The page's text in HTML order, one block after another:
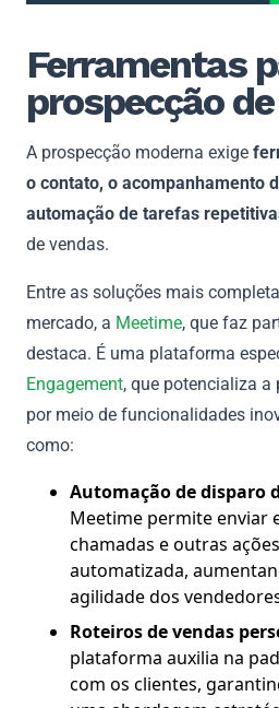
Ferramentas
prospecção
A prospecção moderna exige
o contato, o acompanhamento
automação de tarefas
de vendas.
Entre as soluções mais
mercado, a Meetime, que faz
destaca. É uma plataforma
Engagement, que potencializa a
por meio de funcionalidades
como:
Automação de disparo
Meetime permite enviar
chamadas e outras
automatizada,
agilidade dos
Roteiros de vendas
plataforma auxilia na
com os clientes,